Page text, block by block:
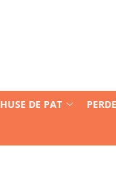
HUSE DE PAT